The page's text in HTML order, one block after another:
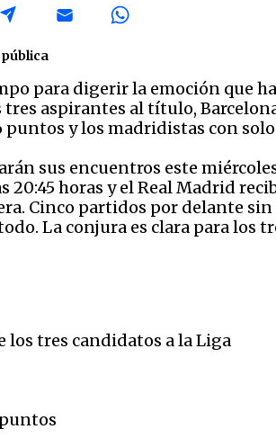
para digerir la emoción que
tres aspirantes al título,
puntos y los madridistas con
sus encuentros este
20:45 horas y el Real Madrid
Cinco partidos por delante
La conjura es clara para los
los tres candidatos a la Liga